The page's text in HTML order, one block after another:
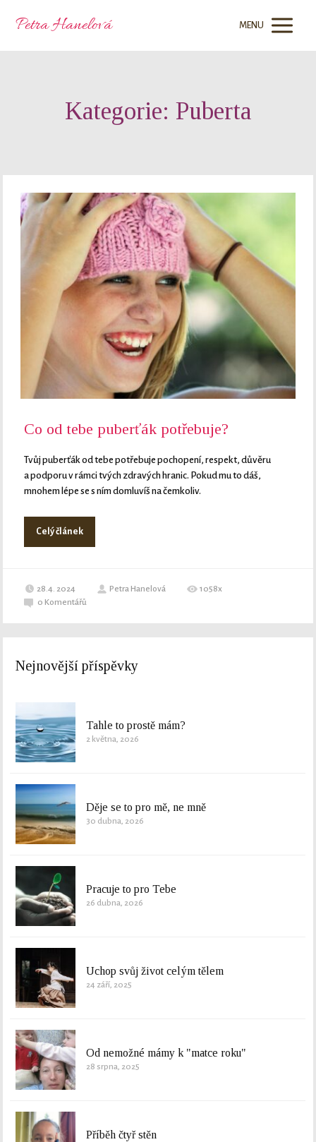
Petra Hanelová MENU
Kategorie: Puberta
Co od tebe puberťák potřebuje?
Tvůj puberťák od tebe potřebuje pochopení, respekt, důvěru
a podporu v rámci tvých zdravých hranic. Pokud mu to dáš,
mnohem lépe se s ním domluvíš na čemkoliv.
Celý článek
28.4. 2024 Petra Hanelová
1058x
0 Komentářů
Nejnovější příspěvky
Tahle to prostě mám?
2 května, 2026
Děje se to pro mě, ne mně
30 dubna, 2026
Pracuje to pro Tebe
26 dubna, 2026
Uchop svůj život celým tělem
24 září, 2025
Od nemožné mámy k "matce roku"
28 srpna, 2025
Příběh čtyř stěn